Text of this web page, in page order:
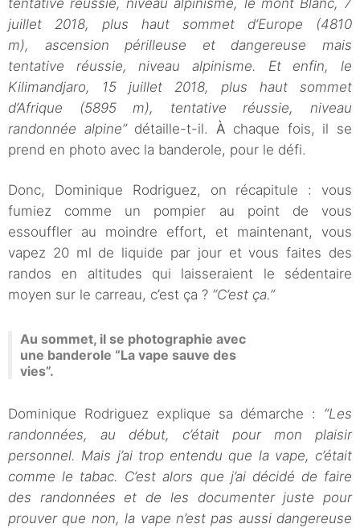
tentative réussie, niveau alpinisme, le mont Blanc, 7
juillet 2018, plus haut sommet d’Europe (4810
m), ascension périlleuse et dangereuse mais
tentative réussie, niveau alpinisme. Et enfin, le
Kilimandjaro, 15 juillet 2018, plus haut sommet
d’Afrique (5895 m), tentative réussie, niveau
randonnée alpine”détaille-t-il. À chaque fois, il se
prend en photo avec la banderole, pour le défi.
Donc, Dominique Rodriguez, on récapitule : vous
fumiez comme un pompier au point de vous
essouffler au moindre effort, et maintenant, vous
vapez 20 ml de liquide par jour et vous faites des
randos en altitudes qui laisseraient le sédentaire
moyen sur le carreau, c’est ça ? “C’est ça.”
Au sommet, il se photographie avec
une banderole “La vape sauve des
vies”.
Dominique Rodriguez explique sa démarche : “Les
randonnées, au début, c’était pour mon plaisir
personnel. Mais j’ai trop entendu que la vape, c’était
comme le tabac. C’est alors que j’ai décidé de faire
des randonnées et de les documenter juste pour
prouver que non, la vape n’est pas aussi dangereuse